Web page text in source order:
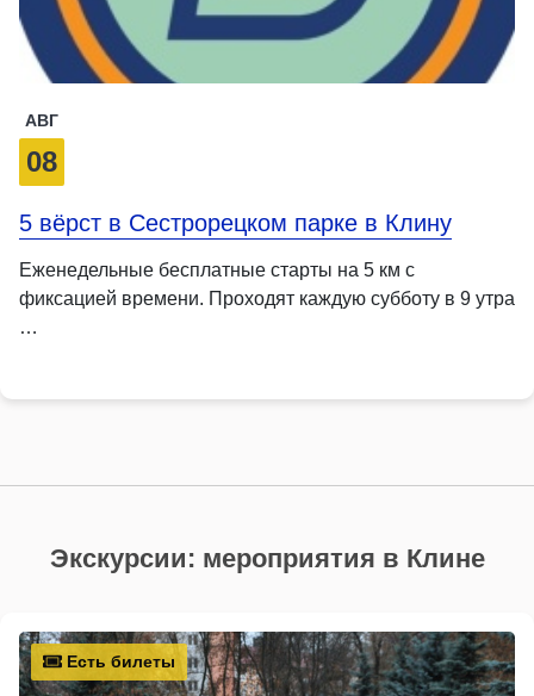
АВГ
08
5 вёрст в Сестрорецком парке в Клину
Еженедельные бесплатные старты на 5 км с
фиксацией времени. Проходят каждую субботу в 9 утра
…
Экскурсии: мероприятия в Клине
Есть билеты